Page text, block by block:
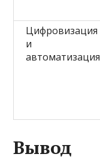
Цифровизация
и
автоматизация
Вывод